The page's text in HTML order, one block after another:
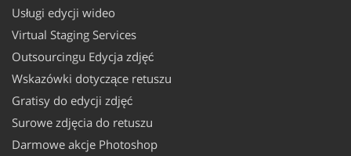
Usługi edycji wideo
Virtual Staging Services
Outsourcingu Edycja zdjęć
Wskazówki dotyczące retuszu
Gratisy do edycji zdjęć
Surowe zdjęcia do retuszu
Darmowe akcje Photoshop